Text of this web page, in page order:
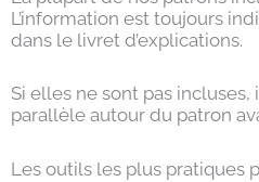
L’information est toujours
dans le livret d’explications.
Si elles ne sont pas
parallèle autour du patron
Les outils les plus pratiques